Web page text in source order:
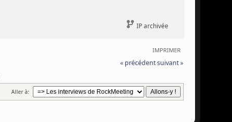
IP archivée
IMPRIMER
« précédentsuivant »
Aller à: